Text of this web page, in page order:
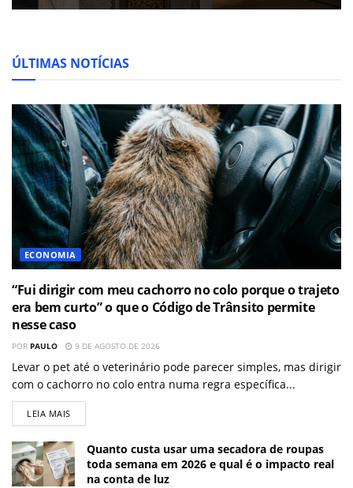
ÚLTIMAS NOTÍCIAS
ECONOMIA
“Fui dirigir com meu cachorro no colo porque o trajeto
era bem curto” o que o Código de Trânsito permite
nesse caso
POR PAULO 9 DE AGOSTO DE 2026
Levar o pet até o veterinário pode parecer simples, mas dirigir
com o cachorro no colo entra numa regra específica...
LEIA MAIS
Quanto custa usar uma secadora de roupas
toda semana em 2026 e qual é o impacto real
na conta de luz